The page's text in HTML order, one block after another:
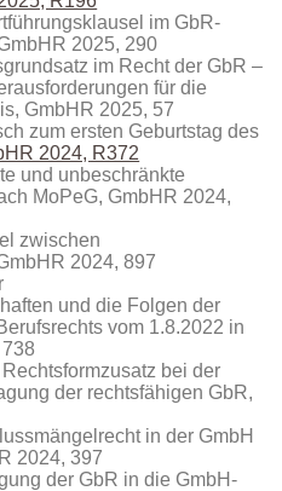
im GbR-
2025, 290
im Recht der GbR –
für die
GmbHR 2025, 57
zum ersten Geburtstag des
2024, R372
und unbeschränkte
MoPeG, GmbHR 2024,
zwischen
2024, 897
und die Folgen der
vom 1.8.2022 in
bei der
der rechtsfähigen GbR,
in der GmbH
2024, 397
der GbR in die GmbH-